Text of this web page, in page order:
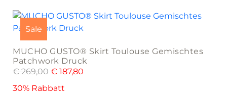
chosen
on
the
page
Sale
MUCHO GUSTO® Skirt Toulouse Gemischtes
Patchwork Druck
€269,00 € 187,80
30% Rabbatt
product
has
multiple
variants.
The
options
may